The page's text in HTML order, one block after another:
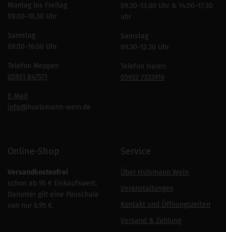
Montag bis Freitag
09.00–18.30 Uhr
Samstag
09.00–16.00 Uhr
Telefon Meppen
05931 847571
E-Mail
info@huelsmann-wein.de
09.30–13.00 Uhr & 14.00–17.30
uhr
Samstag
09.30–12.30 Uhr
Telefon Haren
05932 7333916
Online-Shop
Versandkostenfrei
schon ab 95 € Einkaufswert.
Darunter gilt eine Pauschale
von nur 6,95 €.
Service
Über Hülsmann Wein
Veranstaltungen
Kontakt und Öffnungszeiten
Versand & Zahlung